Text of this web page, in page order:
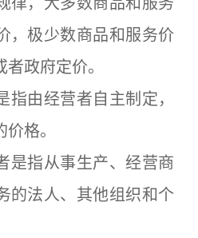
，极少数商品和服务价
政府定价。
由经营者自主制定，
格。
指从事生产、经营商
的法人、其他组织和个